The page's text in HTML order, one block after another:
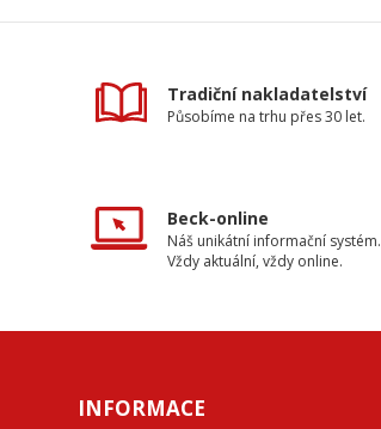
Tradiční nakladatelství
Působíme na trhu přes 30 let.
Beck-online
Náš unikátní informační systém.
Vždy aktuální, vždy online.
INFORMACE